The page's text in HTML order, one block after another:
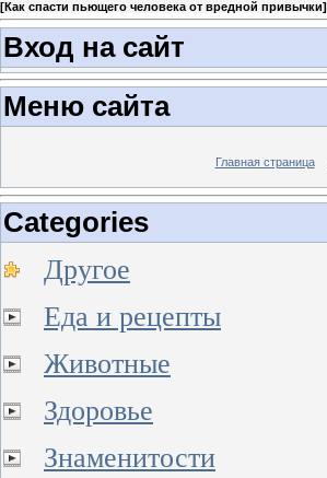
[Как спасти пьющего человека от вредной привычки]
Вход на сайт
Меню сайта
Главная страница
Categories
Другое
Еда и рецепты
Животные
Здоровье
Знаменитости